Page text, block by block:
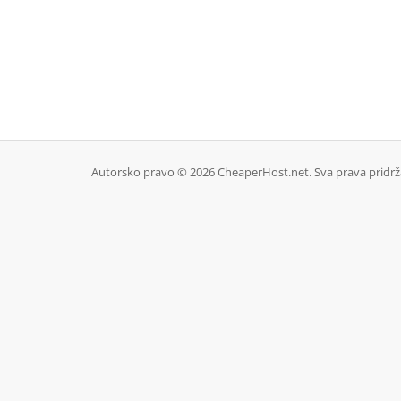
Autorsko pravo © 2026 CheaperHost.net. Sva prava